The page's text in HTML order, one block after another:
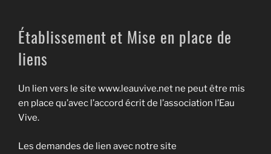
Établissement et Mise en place de
liens
Un lien vers le site www.leauvive.net ne peut être mis
en place qu’avec l’accord écrit de l’association l’Eau
Vive.
Les demandes de lien avec notre site